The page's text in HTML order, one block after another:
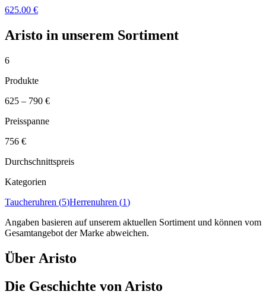
625.00 €
Aristo in unserem Sortiment
6
Produkte
625 – 790 €
Preisspanne
756 €
Durchschnittspreis
Kategorien
Taucheruhren (5)Herrenuhren (1)
Angaben basieren auf unserem aktuellen Sortiment und können vom
Gesamtangebot der Marke abweichen.
Über Aristo
Die Geschichte von Aristo